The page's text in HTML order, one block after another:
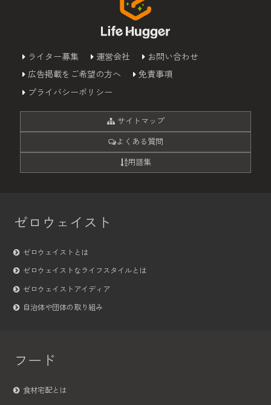
ライター募集 運営会社
お問い合わせ
広告掲載をご希望の方へ
免責事項
プライバシーポリシー
サイトマップ
よくある質問
用語集
ゼロウェイスト
ゼロウェイストとは
ゼロウェイストなライフスタイルとは
ゼロウェイストアイディア
自治体や団体の取り組み
フード
食材宅配とは